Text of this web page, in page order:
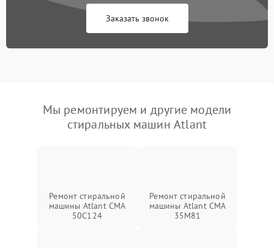
Заказать звонок
Мы ремонтируем и другие модели
стиральных машин Atlant
Ремонт стиральной
машины Atlant СМА
50С124
Ремонт стиральной
машины Atlant СМА
35М81